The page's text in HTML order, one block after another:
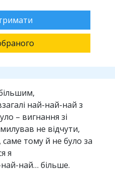
най-най-най з
– вигнання зі
не відчути,
тому й не було за
я
най… більше.